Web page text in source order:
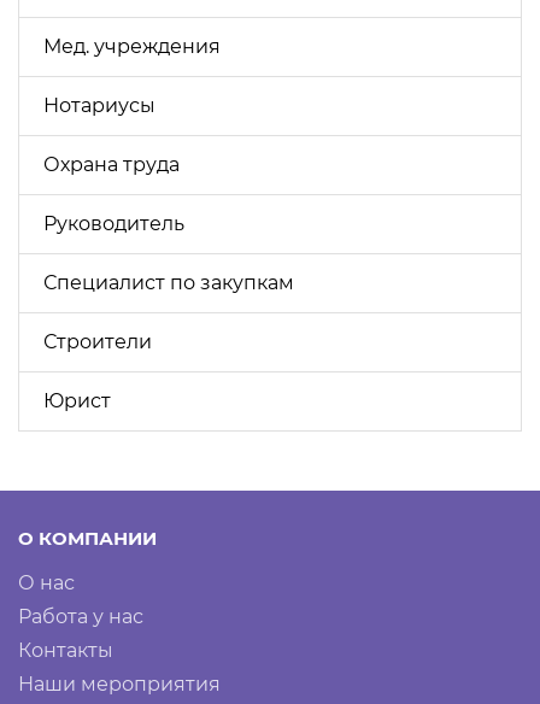
Мед. учреждения
Нотариусы
Охрана труда
Руководитель
Специалист по закупкам
Строители
Юрист
О КОМПАНИИ
О нас
Работа у нас
Контакты
Наши мероприятия